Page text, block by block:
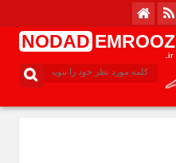
NODAD EMROOZ
.ir